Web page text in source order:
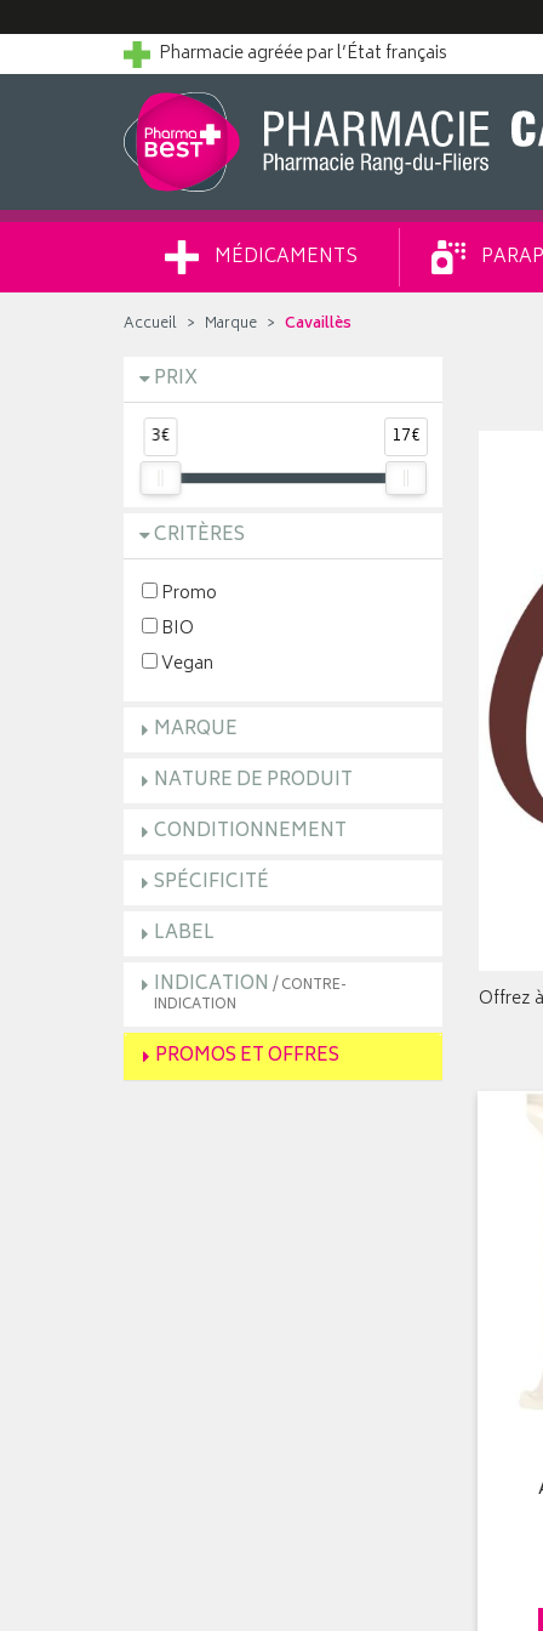
Pharmacie agréée par l’État français
MÉDICAMENTS
Accueil Marque Cavaillès
PRIX
3€ 17€
CRITÈRES
Promo
BIO
Vegan
MARQUE
NATURE DE PRODUIT
CONDITIONNEMENT
SPÉCIFICITÉ
LABEL
INDICATION / CONTRE-
INDICATION
PROMOS ET OFFRES
Offrez